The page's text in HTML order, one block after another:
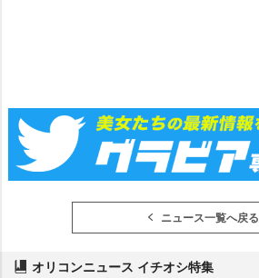
ニュース一覧へ戻る
オリコンニュース イチオシ特集